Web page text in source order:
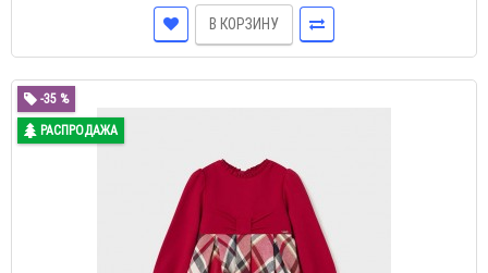
В КОРЗИНУ
-35 %
РАСПРОДАЖА